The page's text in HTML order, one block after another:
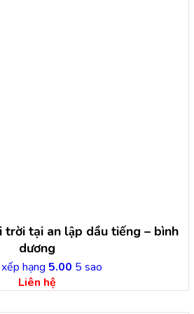
trời tại an lập dầu tiếng – bình
dương
hạng 5.00 5 sao
Liên hệ